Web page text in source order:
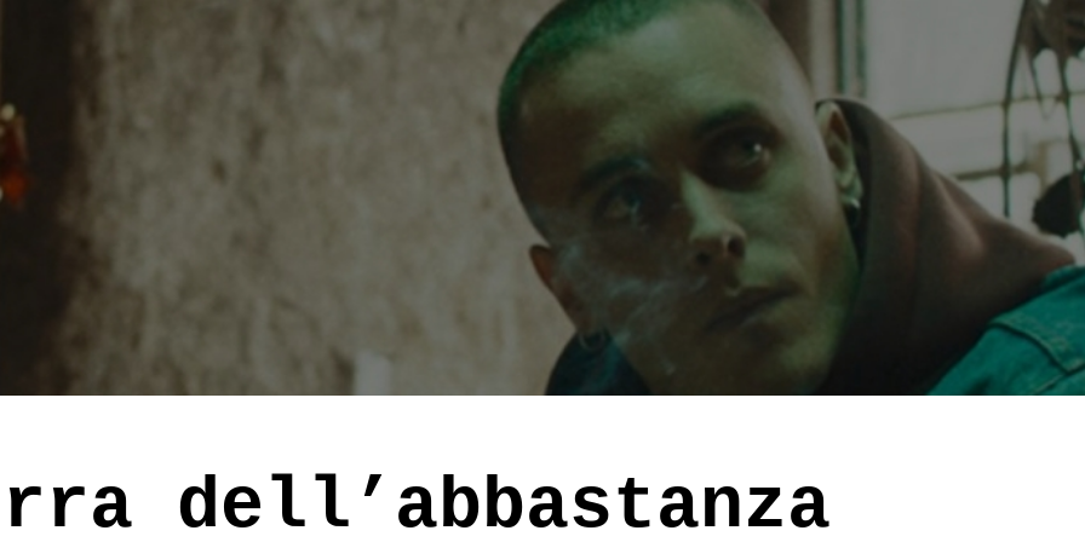
dell’abbastanza